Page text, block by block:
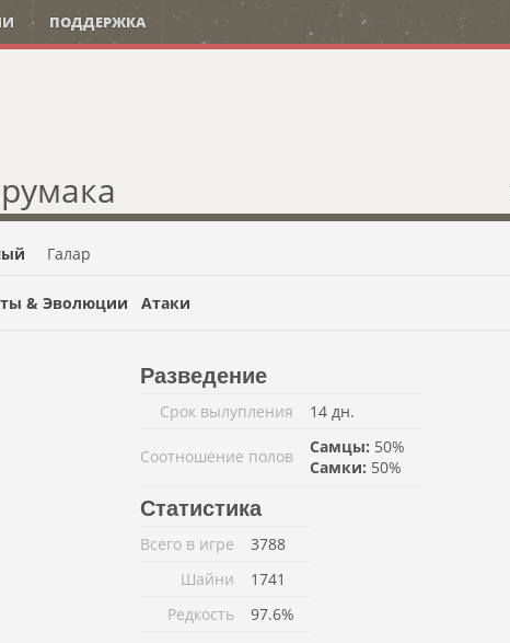
ПОДДЕРЖКА
Галар
& Эволюции Атаки
Разведение
Срок вылупления 14 дн.
Соотношение полов Самцы: 50%
Самки: 50%
Статистика
Всего в игре
3788
Шайни
1741
Редкость
97.6%